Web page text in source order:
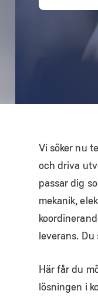
Vi söker nu
och driva
passar dig
mekanik,
leverans.
Här får du
lösningen i